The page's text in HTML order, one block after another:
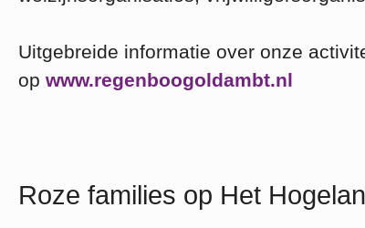
Uitgebreide informatie over onze
op www.regenboogoldambt.nl
Roze families op Het